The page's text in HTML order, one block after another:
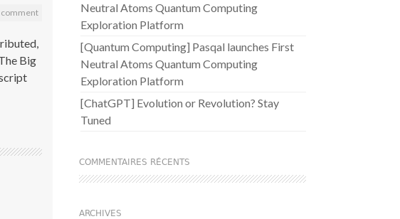
comment
Big
Neutral Atoms Quantum Computing
Exploration Platform
[Quantum Computing] Pasqal launches First
Neutral Atoms Quantum Computing
Exploration Platform
[ChatGPT] Evolution or Revolution? Stay
Tuned
COMMENTAIRES RÉCENTS
ARCHIVES